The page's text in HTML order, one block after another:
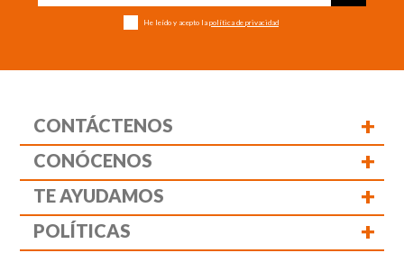
He leído y acepto la política de privacidad
CONTÁCTENOS +
CONÓCENOS +
TE AYUDAMOS +
POLÍTICAS +